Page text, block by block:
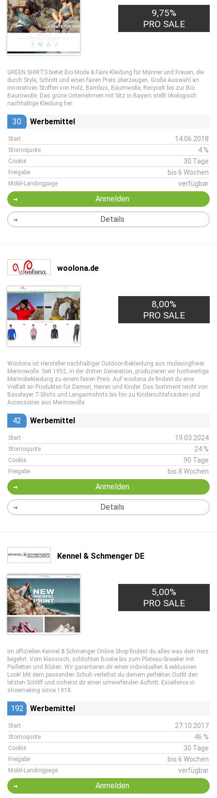
9,75%
PRO SALE
GREEN SHIRTS bietet Bio Mode & Faire Kleidung für Männer und Frauen, die
durch Style, Schnitt und einen fairen Preis überzeugen. Große Auswahl an
innovativen Stoffen von Holz, Bambus, Baumwolle, Recycelt bis zur Bio
Baumwolle. Das grüne Unternehmen mit Sitz in Bayern stellt ökologisch
nachhaltige Kleidung her.
30 Werbemittel
Start 14.06.2018
Stornoquote 4 %
Cookie 30 Tage
Freigabe bis 6 Wochen
Mobil-Landingpage verfügbar
Anmelden
Details
woolona.de
8,00%
PRO SALE
Woolona ist Hersteller nachhaltiger Outdoor-Bekleidung aus mulesingfreier
Merinowolle. Seit 1952, in der dritten Generation, produzieren wir hochwertige
Merinobekleidung zu einem fairen Preis. Auf woolona.de findest du eine
Vielfalt an Produkten für Damen, Herren und Kinder. Das Sortiment reicht von
Baselayer T-Shirts und Langarmshirts bis hin zu Kinderschlafsäcken und
Accessoires aus Merinowolle.
42 Werbemittel
Start 19.03.2024
Stornoquote 24 %
Cookie 90 Tage
Freigabe bis 8 Wochen
Anmelden
Details
Kennel & Schmenger DE
5,00%
PRO SALE
Im offiziellen Kennel & Schmenger Online Shop findest du alles was dein Herz
begehrt. Vom klassisch, schlichten Bootie bis zum Plateau-Sneaker mit
Pailletten und Blüten. Wir garantieren dir einen individuellen & exklusiven
Look! Mit dem passenden Schuh verleihst du deinem perfekten Outfit den
letzten Schliff und sicherst dir einen umwerfenden Auftritt. Excellence in
shoemaking since 1918.
192 Werbemittel
Start 27.10.2017
Stornoquote 46 %
Cookie 30 Tage
Freigabe bis 6 Wochen
Mobil-Landingpage verfügbar
Anmelden